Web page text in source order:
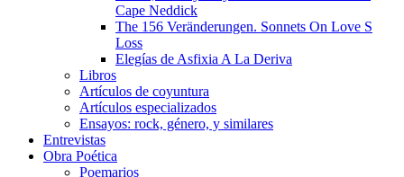
Cape Neddick
The 156 Veränderungen. Sonnets On Love S
Loss
Elegías de Asfixia A La Deriva
Libros
Artículos de coyuntura
Artículos especializados
Ensayos: rock, género, y similares
Entrevistas
Obra Poética
Poemarios